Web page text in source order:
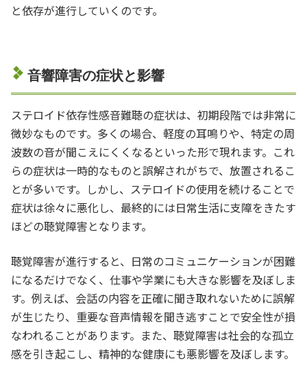
と依存が進行していくのです。
音響障害の症状と影響
ステロイド依存性感音難聴の症状は、初期段階では非常に
微妙なものです。多くの場合、軽度の耳鳴りや、特定の周
波数の音が聞こえにくくなるといった形で現れます。これ
らの症状は一時的なものと誤解されがちで、放置されるこ
とが多いです。しかし、ステロイドの使用を続けることで
症状は徐々に悪化し、最終的には日常生活に支障をきたす
ほどの聴覚障害となります。
聴覚障害が進行すると、日常のコミュニケーションが困難
になるだけでなく、仕事や学業にも大きな影響を及ぼしま
す。例えば、会話の内容を正確に聞き取れないために誤解
が生じたり、重要な音声情報を聞き逃すことで安全性が損
なわれることがあります。また、聴覚障害は社会的な孤立
感を引き起こし、精神的な健康にも悪影響を及ぼします。